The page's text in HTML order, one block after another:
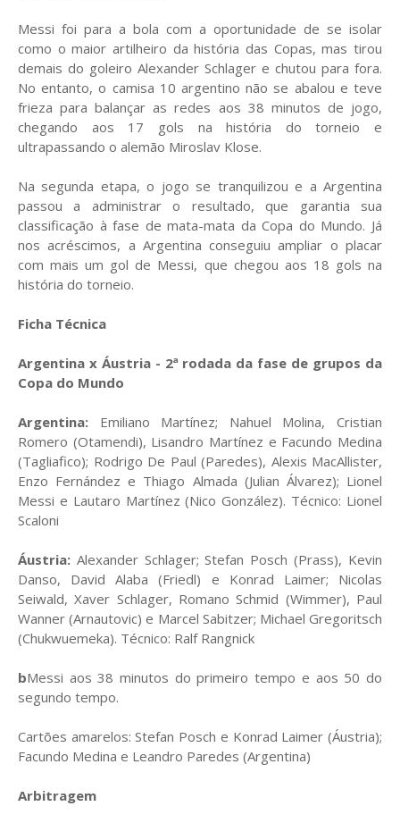
Messi foi para a bola com a oportunidade de se isolar
como o maior artilheiro da história das Copas, mas tirou
demais do goleiro Alexander Schlager e chutou para fora.
No entanto, o camisa 10 argentino não se abalou e teve
frieza para balançar as redes aos 38 minutos de jogo,
chegando aos 17 gols na história do torneio e
ultrapassando o alemão Miroslav Klose.
Na segunda etapa, o jogo se tranquilizou e a Argentina
passou a administrar o resultado, que garantia sua
classificação à fase de mata-mata da Copa do Mundo. Já
nos acréscimos, a Argentina conseguiu ampliar o placar
com mais um gol de Messi, que chegou aos 18 gols na
história do torneio.
Ficha Técnica
Argentina x Áustria - 2ª rodada da fase de grupos da
Copa do Mundo
Argentina: Emiliano Martínez; Nahuel Molina, Cristian
Romero (Otamendi), Lisandro Martínez e Facundo Medina
(Tagliafico); Rodrigo De Paul (Paredes), Alexis MacAllister,
Enzo Fernández e Thiago Almada (Julian Álvarez); Lionel
Messi e Lautaro Martínez (Nico González). Técnico: Lionel
Scaloni
Áustria: Alexander Schlager; Stefan Posch (Prass), Kevin
Danso, David Alaba (Friedl) e Konrad Laimer; Nicolas
Seiwald, Xaver Schlager, Romano Schmid (Wimmer), Paul
Wanner (Arnautovic) e Marcel Sabitzer; Michael Gregoritsch
(Chukwuemeka). Técnico: Ralf Rangnick
bMessi aos 38 minutos do primeiro tempo e aos 50 do
segundo tempo.
Cartões amarelos: Stefan Posch e Konrad Laimer (Áustria);
Facundo Medina e Leandro Paredes (Argentina)
Arbitragem